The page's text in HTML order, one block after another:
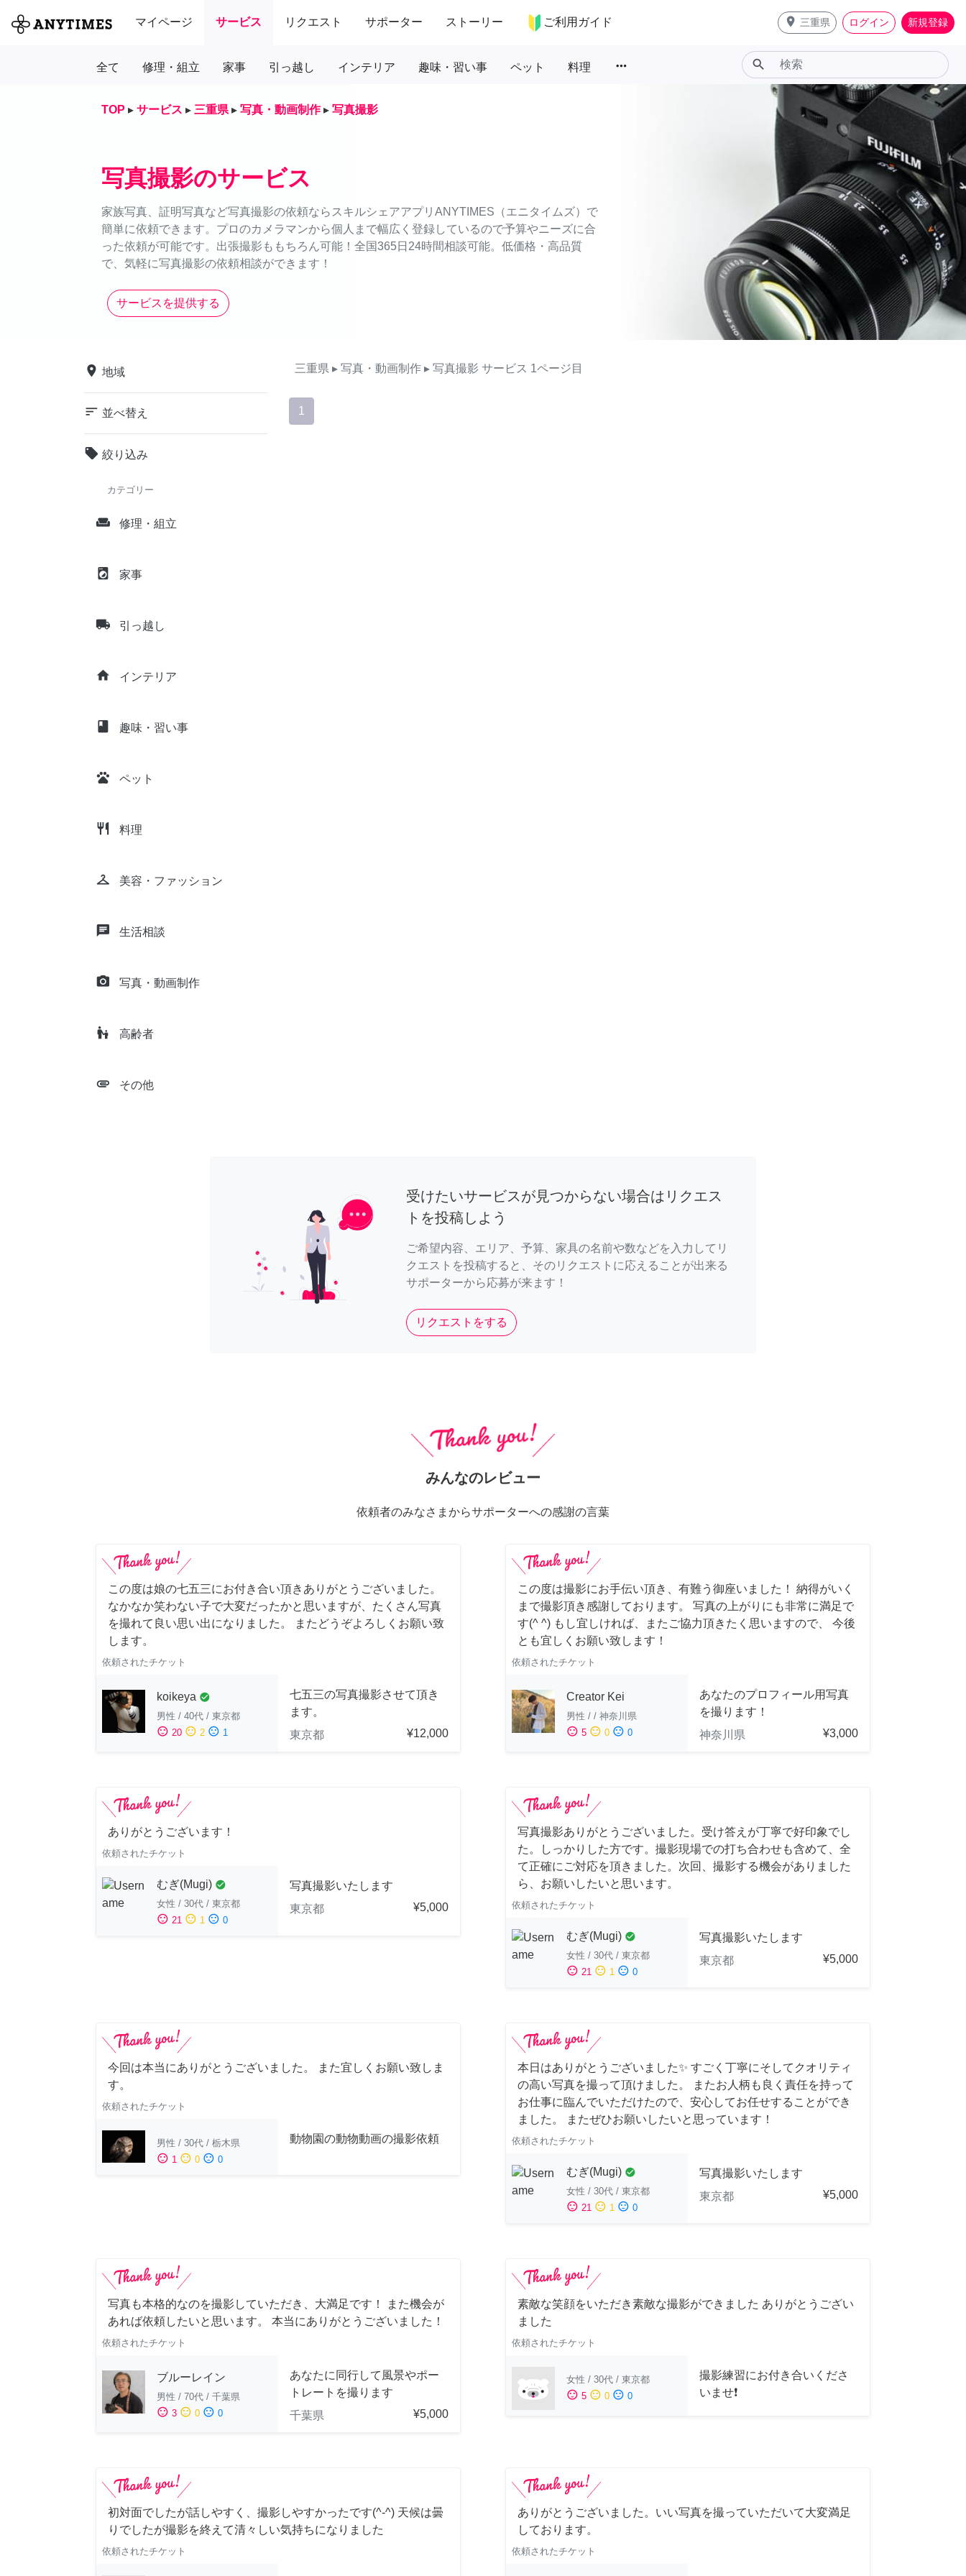
マイページ サービス リクエスト サポーター ストーリー ご利用ガイド place 三重県 ログイン 新規登録
全て 修理・組立 家事 引っ越し インテリア 趣味・習い事 ペット 料理 more_horiz search
TOP ▸ サービス ▸ 三重県 ▸ 写真・動画制作 ▸ 写真撮影
写真撮影のサービス
家族写真、証明写真など写真撮影の依頼ならスキルシェアアプリANYTIMES（エニタイムズ）で
簡単に依頼できます。プロのカメラマンから個人まで幅広く登録しているので予算やニーズに合
った依頼が可能です。出張撮影ももちろん可能！全国365日24時間相談可能。低価格・高品質
で、気軽に写真撮影の依頼相談ができます！
サービスを提供する
place 地域
sort 並べ替え
local_offer 絞り込み
カテゴリー
weekend 修理・組立
local_laundry_service 家事
local_shipping 引っ越し
home インテリア
class 趣味・習い事
pets ペット
restaurant 料理
checkroom 美容・ファッション
chat 生活相談
camera_alt 写真・動画制作
escalator_warning 高齢者
attachment その他
三重県 ▸ 写真・動画制作 ▸ 写真撮影 サービス 1ページ目
1
受けたいサービスが見つからない場合はリクエス
トを投稿しよう
ご希望内容、エリア、予算、家具の名前や数などを入力してリ
クエストを投稿すると、そのリクエストに応えることが出来る
サポーターから応募が来ます！
リクエストをする
みんなのレビュー
依頼者のみなさまからサポーターへの感謝の言葉
この度は娘の七五三にお付き合い頂きありがとうございました。
なかなか笑わない子で大変だったかと思いますが、たくさん写真
を撮れて良い思い出になりました。 またどうぞよろしくお願い致
します。
依頼されたチケット
koikeya check_circle
男性 / 40代 / 東京都
sentiment_satisfied 20 sentiment_neutral 2 sentiment_dissatisfied 1
七五三の写真撮影させて頂き
ます。
東京都
¥12,000
この度は撮影にお手伝い頂き、有難う御座いました！ 納得がいく
まで撮影頂き感謝しております。 写真の上がりにも非常に満足で
す(^ ^) もし宜しければ、またご協力頂きたく思いますので、 今後
とも宜しくお願い致します！
依頼されたチケット
Creator Kei
男性 / / 神奈川県
sentiment_satisfied 5 sentiment_neutral 0 sentiment_dissatisfied 0
あなたのプロフィール用写真
を撮ります！
神奈川県
¥3,000
ありがとうございます！
依頼されたチケット
むぎ(Mugi) check_circle
女性 / 30代 / 東京都
sentiment_satisfied 21 sentiment_neutral 1 sentiment_dissatisfied 0
写真撮影いたします
東京都
¥5,000
写真撮影ありがとうございました。受け答えが丁寧で好印象でし
た。しっかりした方です。撮影現場での打ち合わせも含めて、全
て正確にご対応を頂きました。次回、撮影する機会がありました
ら、お願いしたいと思います。
依頼されたチケット
むぎ(Mugi) check_circle
女性 / 30代 / 東京都
sentiment_satisfied 21 sentiment_neutral 1 sentiment_dissatisfied 0
写真撮影いたします
東京都
¥5,000
今回は本当にありがとうございました。 また宜しくお願い致しま
す。
依頼されたチケット
男性 / 30代 / 栃木県
sentiment_satisfied 1 sentiment_neutral 0 sentiment_dissatisfied 0
動物園の動物動画の撮影依頼
本日はありがとうございました✨ すごく丁寧にそしてクオリティ
の高い写真を撮って頂けました。 またお人柄も良く責任を持って
お仕事に臨んでいただけたので、安心してお任せすることができ
ました。 またぜひお願いしたいと思っています！
依頼されたチケット
むぎ(Mugi) check_circle
女性 / 30代 / 東京都
sentiment_satisfied 21 sentiment_neutral 1 sentiment_dissatisfied 0
写真撮影いたします
東京都
¥5,000
写真も本格的なのを撮影していただき、大満足です！ また機会が
あれば依頼したいと思います。 本当にありがとうございました！
依頼されたチケット
ブルーレイン
男性 / 70代 / 千葉県
sentiment_satisfied 3 sentiment_neutral 0 sentiment_dissatisfied 0
あなたに同行して風景やポー
トレートを撮ります
千葉県
¥5,000
素敵な笑顔をいただき素敵な撮影ができました ありがとうござい
ました
依頼されたチケット
女性 / 30代 / 東京都
sentiment_satisfied 5 sentiment_neutral 0 sentiment_dissatisfied 0
撮影練習にお付き合いくださ
いませ❗
初対面でしたが話しやすく、撮影しやすかったです(^-^) 天候は曇
りでしたが撮影を終えて清々しい気持ちになりました
依頼されたチケット
ありがとうございました。いい写真を撮っていただいて大変満足
しております。
依頼されたチケット